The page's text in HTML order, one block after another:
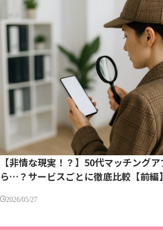
【非情な現実！？】50代マッチング
ら…？サービスごとに徹底比較【前編】
2026/05/27